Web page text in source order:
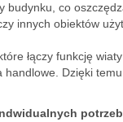
budynku, co
innych obiektów
łączy funkcję
Dzięki